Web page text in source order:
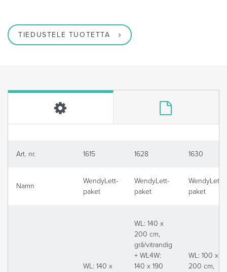
TIEDUSTELE TUOTETTA
Art. nr. 1615 1628 1630
Namn
WendyLett-
paket
WendyLett-
paket
WendyLett-
paket
WL: 140 x
WL: 140 x
200 cm,
grå/vitrandig
+ WL4W:
140 x 190
WL: 100 x
200 cm,